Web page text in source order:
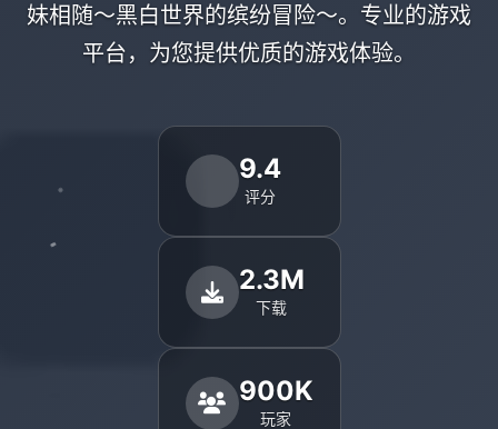
妹相随～黑白世界的缤纷冒险～。专业的游戏
平台，为您提供优质的游戏体验。
9.4
评分
2.3M
下载
900K
玩家